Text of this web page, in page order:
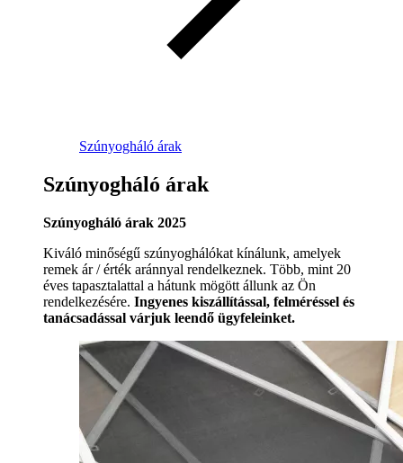
Szúnyogháló árak
Szúnyogháló árak
Szúnyogháló árak 2025
Kiváló minőségű szúnyoghálókat kínálunk, amelyek
remek ár / érték aránnyal rendelkeznek. Több, mint 20
éves tapasztalattal a hátunk mögött állunk az Ön
rendelkezésére. Ingyenes kiszállítással, felméréssel és
tanácsadással várjuk leendő ügyfeleinket.